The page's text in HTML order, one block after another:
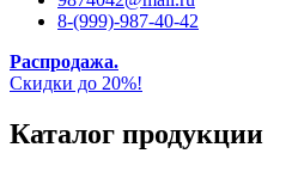
8-(999)-987-40-42
Распродажа.
Скидки до 20%!
Каталог продукции